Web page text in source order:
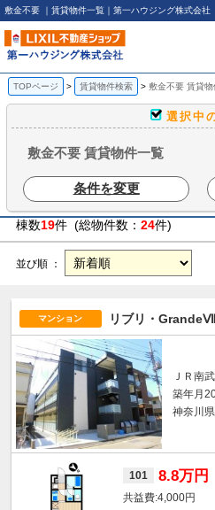
敷金不要 ｜賃貸物件一覧｜第一ハウジング株式会社
TOPページ 賃貸物件検索 敷金不要 賃貸物
選択中
敷金不要 賃貸物件一覧
条件を変更
棟数19件 (総物件数： 24件)
並び順 ：
マンション リブリ・
ＪＲ南
築年月
神奈川
101 8.8万円
4,000円